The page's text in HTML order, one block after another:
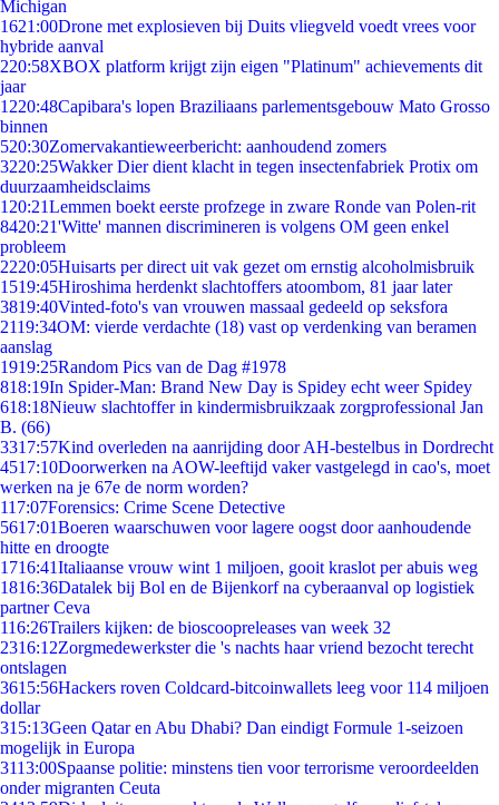
Michigan
1621:00Drone met explosieven bij Duits vliegveld voedt vrees voor
hybride aanval
220:58XBOX platform krijgt zijn eigen "Platinum" achievements dit
jaar
1220:48Capibara's lopen Braziliaans parlementsgebouw Mato Grosso
binnen
520:30Zomervakantieweerbericht: aanhoudend zomers
3220:25Wakker Dier dient klacht in tegen insectenfabriek Protix om
duurzaamheidsclaims
1 20:21Lemmen boekt eerste profzege in zware Ronde van Polen-rit
8420:21'Witte' mannen discrimineren is volgens OM geen enkel
probleem
2220:05Huisarts per direct uit vak gezet om ernstig alcoholmisbruik
1519:45Hiroshima herdenkt slachtoffers atoombom, 81 jaar later
3819:40Vinted-foto's van vrouwen massaal gedeeld op seksfora
2119:34OM: vierde verdachte (18) vast op verdenking van beramen
aanslag
1919:25Random Pics van de Dag #1978
818:19In Spider-Man: Brand New Day is Spidey echt weer Spidey
618:18Nieuw slachtoffer in kindermisbruikzaak zorgprofessional Jan
B. (66)
3317:57Kind overleden na aanrijding door AH-bestelbus in Dordrecht
4517:10Doorwerken na AOW-leeftijd vaker vastgelegd in cao's, moet
werken na je 67e de norm worden?
117:07Forensics: Crime Scene Detective
5617:01Boeren waarschuwen voor lagere oogst door aanhoudende
hitte en droogte
1716:41Italiaanse vrouw wint 1 miljoen, gooit kraslot per abuis weg
1816:36Datalek bij Bol en de Bijenkorf na cyberaanval op logistiek
partner Ceva
116:26Trailers kijken: de bioscoopreleases van week 32
2316:12Zorgmedewerkster die 's nachts haar vriend bezocht terecht
ontslagen
3615:56Hackers roven Coldcard-bitcoinwallets leeg voor 114 miljoen
dollar
315:13Geen Qatar en Abu Dhabi? Dan eindigt Formule 1-seizoen
mogelijk in Europa
3113:00Spaanse politie: minstens tien voor terrorisme veroordeelden
onder migranten Ceuta